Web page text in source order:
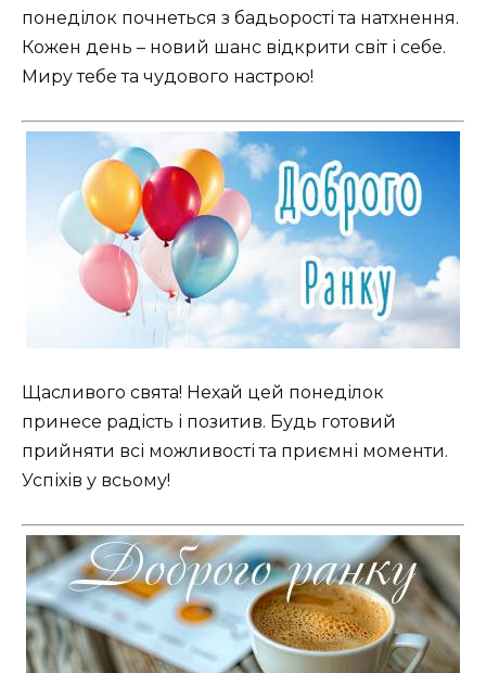
понеділок почнеться з бадьорості та натхнення.
Кожен день – новий шанс відкрити світ і себе.
Миру тебе та чудового настрою! ️
Щасливого свята! Нехай цей понеділок
принесе радість і позитив. Будь готовий
прийняти всі можливості та приємні моменти.
Успіхів у всьому!